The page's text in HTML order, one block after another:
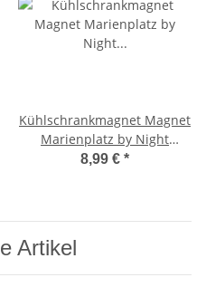
Kühlschrankmagnet Magnet
Marienplatz by Night
Briefmarken Optik München
8,99 € *
Artikel